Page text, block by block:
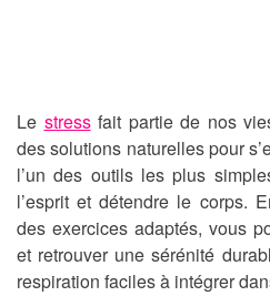
Le stressfait partie de nos
des solutions naturelles pour
l’un des outils les plus
l’esprit et détendre le corps.
des exercices adaptés, vous
et retrouver une sérénité
respiration faciles à intégrer